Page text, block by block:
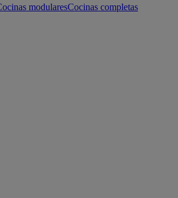
modularesCocinas completas